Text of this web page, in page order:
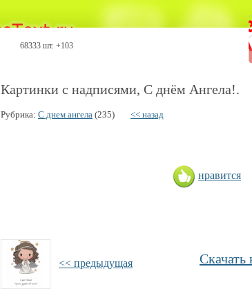
68333 шт. +103
Картинки с надписями, С днём Ангела!.
Рубрика: С днем ангела (235) << назад
нравится
<< предыдущая Скачать